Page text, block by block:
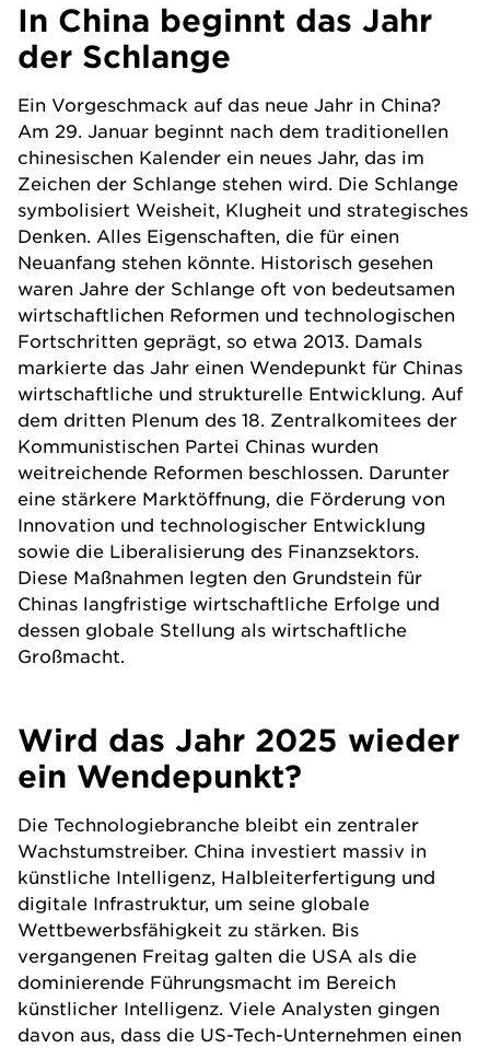
In China beginnt das Jahr
der Schlange
Ein Vorgeschmack auf das neue Jahr in China?
Am 29. Januar beginnt nach dem traditionellen
chinesischen Kalender ein neues Jahr, das im
Zeichen der Schlange stehen wird. Die Schlange
symbolisiert Weisheit, Klugheit und strategisches
Denken. Alles Eigenschaften, die für einen
Neuanfang stehen könnte. Historisch gesehen
waren Jahre der Schlange oft von bedeutsamen
wirtschaftlichen Reformen und technologischen
Fortschritten geprägt, so etwa 2013. Damals
markierte das Jahr einen Wendepunkt für Chinas
wirtschaftliche und strukturelle Entwicklung. Auf
dem dritten Plenum des 18. Zentralkomitees der
Kommunistischen Partei Chinas wurden
weitreichende Reformen beschlossen. Darunter
eine stärkere Marktöffnung, die Förderung von
Innovation und technologischer Entwicklung
sowie die Liberalisierung des Finanzsektors.
Diese Maßnahmen legten den Grundstein für
Chinas langfristige wirtschaftliche Erfolge und
dessen globale Stellung als wirtschaftliche
Großmacht.
Wird das Jahr 2025 wieder
ein Wendepunkt?
Die Technologiebranche bleibt ein zentraler
Wachstumstreiber. China investiert massiv in
künstliche Intelligenz, Halbleiterfertigung und
digitale Infrastruktur, um seine globale
Wettbewerbsfähigkeit zu stärken. Bis
vergangenen Freitag galten die USA als die
dominierende Führungsmacht im Bereich
künstlicher Intelligenz. Viele Analysten gingen
davon aus, dass die US-Tech-Unternehmen einen